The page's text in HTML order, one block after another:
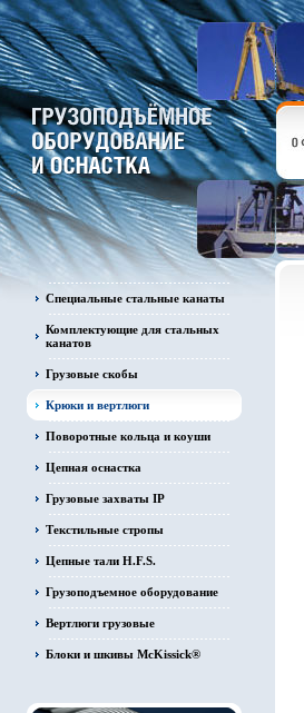
Специальные стальные канаты
Комплектующие для стальных
канатов
Грузовые скобы
Крюки и вертлюги
Поворотные кольца и коуши
Цепная оснастка
Грузовые захваты IP
Текстильные стропы
Цепные тали H.F.S.
Грузоподъемное оборудование
Вертлюги грузовые
Блоки и шкивы McKissick®